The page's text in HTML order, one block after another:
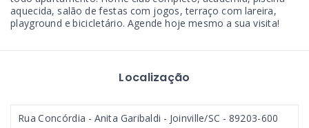
aquecida, salão de festas com jogos, terraço com lareira,
playground e bicicletário. Agende hoje mesmo a sua visita!
Localização
Rua Concórdia - Anita Garibaldi - Joinville/SC - 89203-600